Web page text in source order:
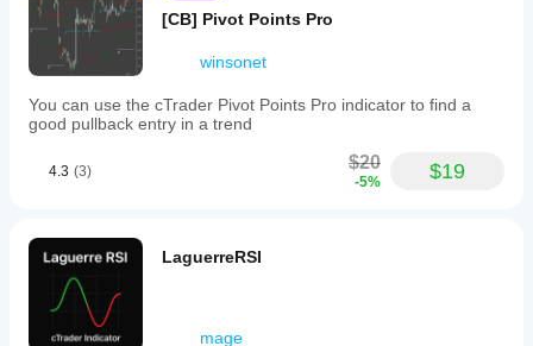
[CB] Pivot Points Pro
winsonet
You can use the cTrader Pivot Points Pro indicator to find a
good pullback entry in a trend
4.3 (3) $20
-5% $19
LaguerreRSI
mage